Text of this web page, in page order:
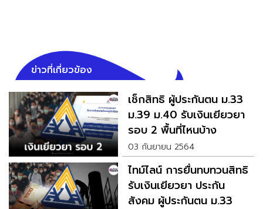
ข่าวที่เกี่ยวข้อง
เช็กสิทธิ ผู้ประกันตน ม.33
ม.39 ม.40 รับเงินเยียวยา
รอบ 2 พื้นที่ไหนบ้าง
03 กันยายน 2564
ไทม์ไลน์ การยื่นทบทวนสิทธิ
รับเงินเยียวยา ประกัน
สังคม ผู้ประกันตน ม.33